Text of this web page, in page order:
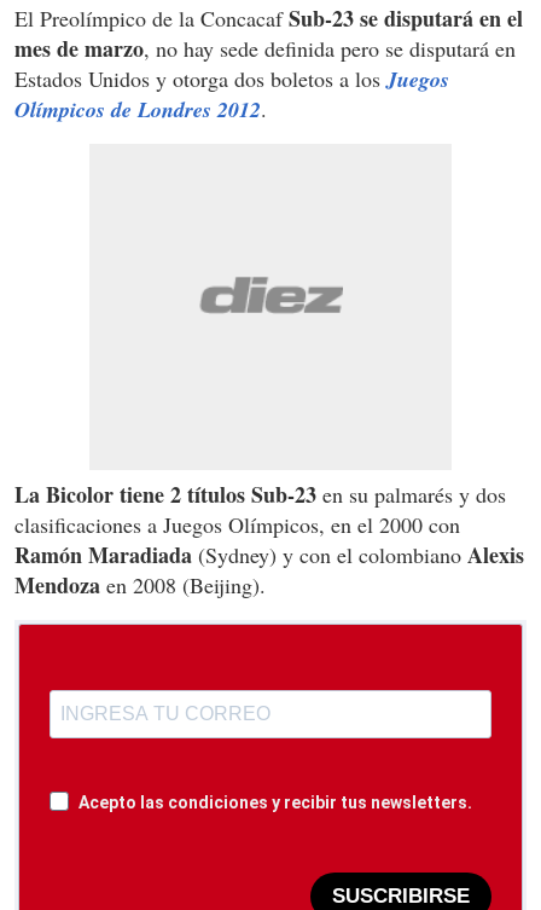
El Preolímpico de la ConcacafSub-23 se disputará en el
mes de marzo, no hay sede definida pero se disputará en
Estados Unidos y otorga dos boletos a losJuegos
Olímpicos de Londres 2012.
La Bicolor tiene 2 títulos Sub-23 en su palmarés y dos
clasificaciones a Juegos Olímpicos, en el 2000 con
Ramón Maradiada (Sydney) y con el colombiano Alexis
Mendoza en 2008 (Beijing).
Acepto las condiciones y recibir tus newsletters.
SUSCRIBIRSE